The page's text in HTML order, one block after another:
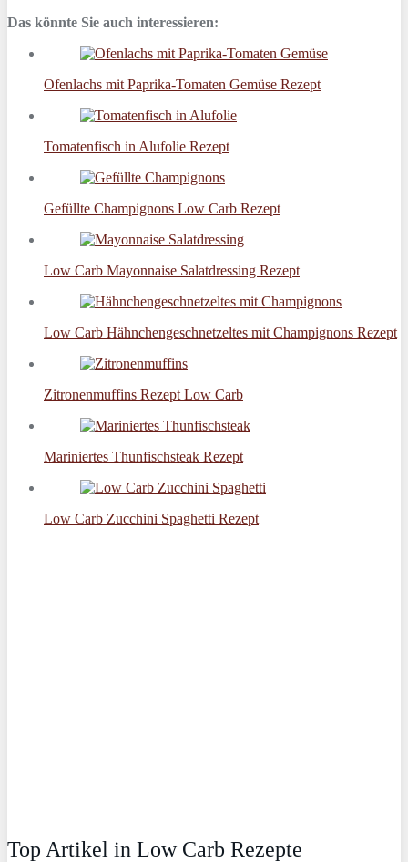
Das könnte Sie auch interessieren:
Ofenlachs mit Paprika-Tomaten Gemüse Rezept
Tomatenfisch in Alufolie Rezept
Gefüllte Champignons Low Carb Rezept
Low Carb Mayonnaise Salatdressing Rezept
Low Carb Hähnchengeschnetzeltes mit Champignons Rezept
Zitronenmuffins Rezept Low Carb
Mariniertes Thunfischsteak Rezept
Low Carb Zucchini Spaghetti Rezept
Top Artikel in Low Carb Rezepte